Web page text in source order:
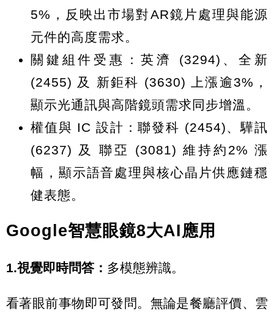
5%，反映出市場對AR鏡片處理與能源
元件的高度需求。
關鍵組件受惠：英濟 (3294)、全新
(2455) 及 新鉅科 (3630) 上漲逾3%，
顯示光通訊與高階鏡頭需求同步增溫。
權值與 IC 設計：聯發科 (2454)、驊訊
(6237) 及 聯亞 (3081) 維持約2% 漲
幅，顯示語音處理與核心晶片供應鏈穩
健表態。
Google智慧眼鏡8大AI應用
1.視覺即時問答： 多模態辨識。
看著眼前事物即可發問。無論是餐廳評價、雲